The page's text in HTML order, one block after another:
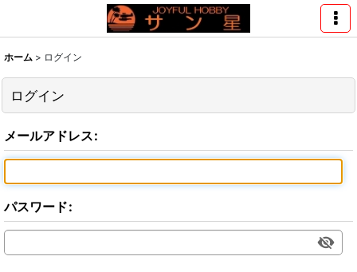
ホーム > ログイン
ログイン
メールアドレス:
パスワード: